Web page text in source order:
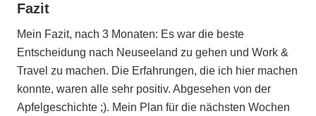
Fazit
Mein Fazit, nach 3 Monaten: Es war die beste
Entscheidung nach Neuseeland zu gehen und Work &
Travel zu machen. Die Erfahrungen, die ich hier machen
konnte, waren alle sehr positiv. Abgesehen von der
Apfelgeschichte ;). Mein Plan für die nächsten Wochen